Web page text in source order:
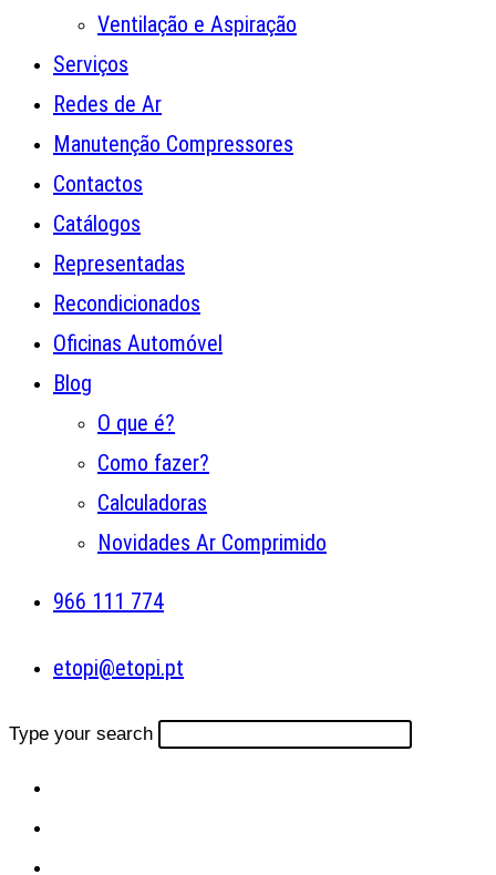
Ventilação e Aspiração
Serviços
Redes de Ar
Manutenção Compressores
Contactos
Catálogos
Representadas
Recondicionados
Oficinas Automóvel
Blog
O que é?
Como fazer?
Calculadoras
Novidades Ar Comprimido
966 111 774
etopi@etopi.pt
Type your search